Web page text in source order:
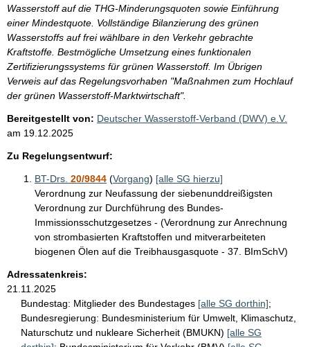
Wasserstoff auf die THG-Minderungsquoten sowie Einführung
einer Mindestquote. Vollständige Bilanzierung des grünen
Wasserstoffs auf frei wählbare in den Verkehr gebrachte
Kraftstoffe. Bestmögliche Umsetzung eines funktionalen
Zertifizierungssystems für grünen Wasserstoff. Im Übrigen
Verweis auf das Regelungsvorhaben "Maßnahmen zum Hochlauf
der grünen Wasserstoff-Marktwirtschaft".
Bereitgestellt von: Deutscher Wasserstoff-Verband (DWV) e.V.
am 19.12.2025
Zu Regelungsentwurf:
BT-Drs. 20/9844 (Vorgang) [alle SG hierzu]
Verordnung zur Neufassung der siebenunddreißigsten
Verordnung zur Durchführung des Bundes-
Immissionsschutzgesetzes - (Verordnung zur Anrechnung
von strombasierten Kraftstoffen und mitverarbeiteten
biogenen Ölen auf die Treibhausgasquote - 37. BImSchV)
Adressatenkreis:
21.11.2025
Bundestag: Mitglieder des Bundestages [alle SG dorthin];
Bundesregierung: Bundesministerium für Umwelt, Klimaschutz,
Naturschutz und nukleare Sicherheit (BMUKN) [alle SG